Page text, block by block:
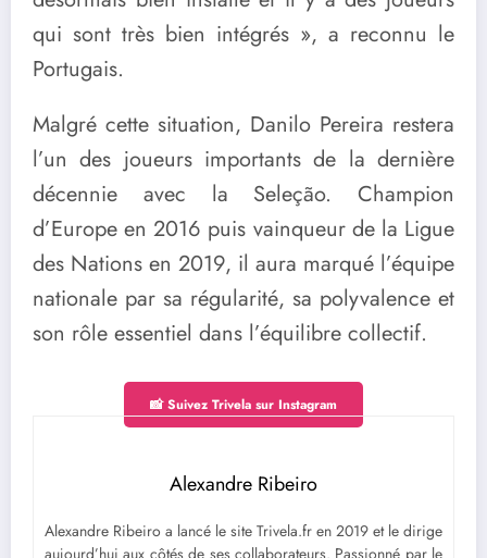
qui sont très bien intégrés », a reconnu le
Portugais.
Malgré cette situation, Danilo Pereira restera
l’un des joueurs importants de la dernière
décennie avec la Seleção. Champion
d’Europe en 2016 puis vainqueur de la Ligue
des Nations en 2019, il aura marqué l’équipe
nationale par sa régularité, sa polyvalence et
son rôle essentiel dans l’équilibre collectif.
📸 Suivez Trivela sur Instagram
Alexandre Ribeiro
Alexandre Ribeiro a lancé le site Trivela.fr en 2019 et le dirige